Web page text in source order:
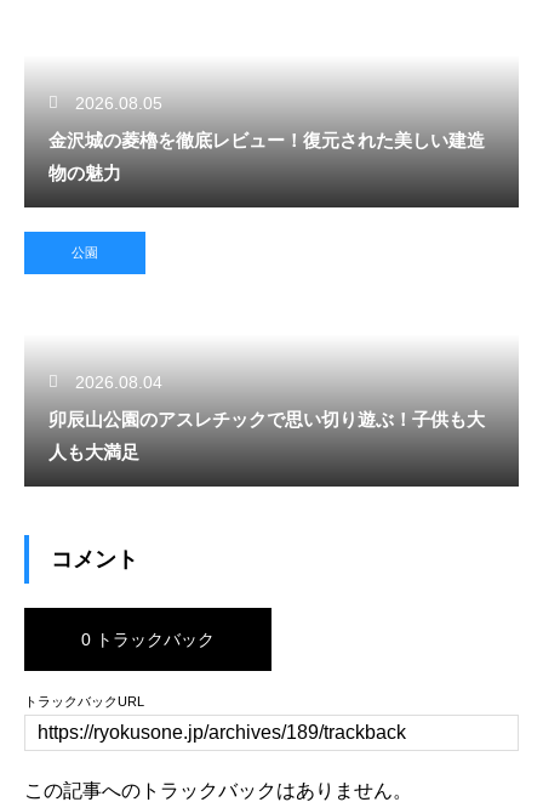
2026.08.05
金沢城の菱櫓を徹底レビュー！復元された美しい建造
物の魅力
公園
2026.08.04
卯辰山公園のアスレチックで思い切り遊ぶ！子供も大
人も大満足
コメント
0 トラックバック
トラックバックURL
この記事へのトラックバックはありません。